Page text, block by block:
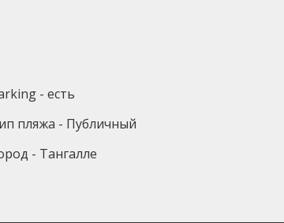
- есть
пляжа - Публичный
- Тангалле